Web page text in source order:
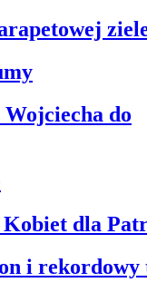
Wojciecha do
Kobiet dla
i